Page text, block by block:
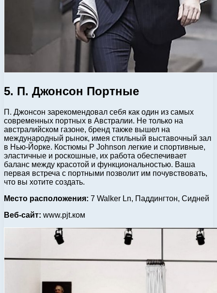
5. П. Джонсон Портные
П. Джонсон зарекомендовал себя как один из самых
современных портных в Австралии. Не только на
австралийском газоне, бренд также вышел на
международный рынок, имея стильный выставочный зал
в Нью-Йорке. Костюмы P Johnson легкие и спортивные,
эластичные и роскошные, их работа обеспечивает
баланс между красотой и функциональностью. Ваша
первая встреча с портными позволит им почувствовать,
что вы хотите создать.
Место расположения: 7 Walker Ln, Паддингтон, Сидней
Веб-сайт: www.pjt.ком